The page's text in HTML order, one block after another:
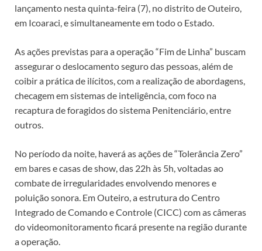
lançamento nesta quinta-feira (7), no distrito de Outeiro,
em Icoaraci, e simultaneamente em todo o Estado.
As ações previstas para a operação “Fim de Linha” buscam
assegurar o deslocamento seguro das pessoas, além de
coibir a prática de ilícitos, com a realização de abordagens,
checagem em sistemas de inteligência, com foco na
recaptura de foragidos do sistema Penitenciário, entre
outros.
No período da noite, haverá as ações de “Tolerância Zero”
em bares e casas de show, das 22h às 5h, voltadas ao
combate de irregularidades envolvendo menores e
poluição sonora. Em Outeiro, a estrutura do Centro
Integrado de Comando e Controle (CICC) com as câmeras
do videomonitoramento ficará presente na região durante
a operação.